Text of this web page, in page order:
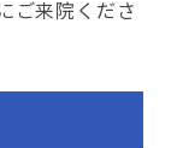
ご来院くださ